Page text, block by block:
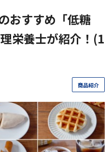
レシピを探す
おすすめ「低糖
栄養士が紹介！(1
商品紹介